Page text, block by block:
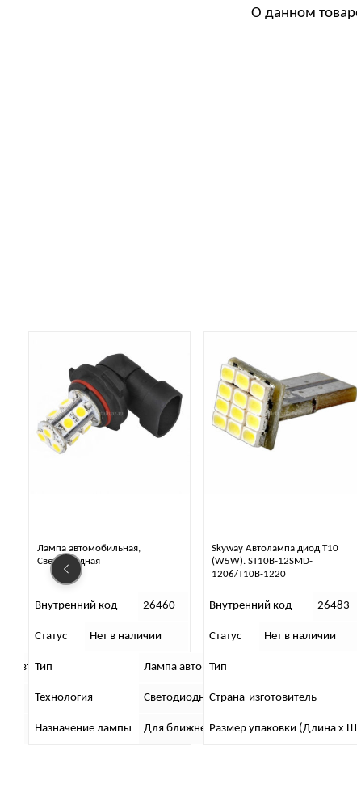
О данном
автомобильная
Лампа автомобильная,
Светодиодная
Внутренний код 26460
Статус Нет в наличии
Тип Лампа автомобильная
Технология Светодиодная
Назначение лампы Для ближнего/дальнего света,Для
Skyway Автолампа диод T10
(W5W). ST10B-12SMD-
1206/T10B-1220
Внутренний код 26483
Статус Нет в наличии
Тип
Страна-изготовитель
Размер упаковки (Длина х